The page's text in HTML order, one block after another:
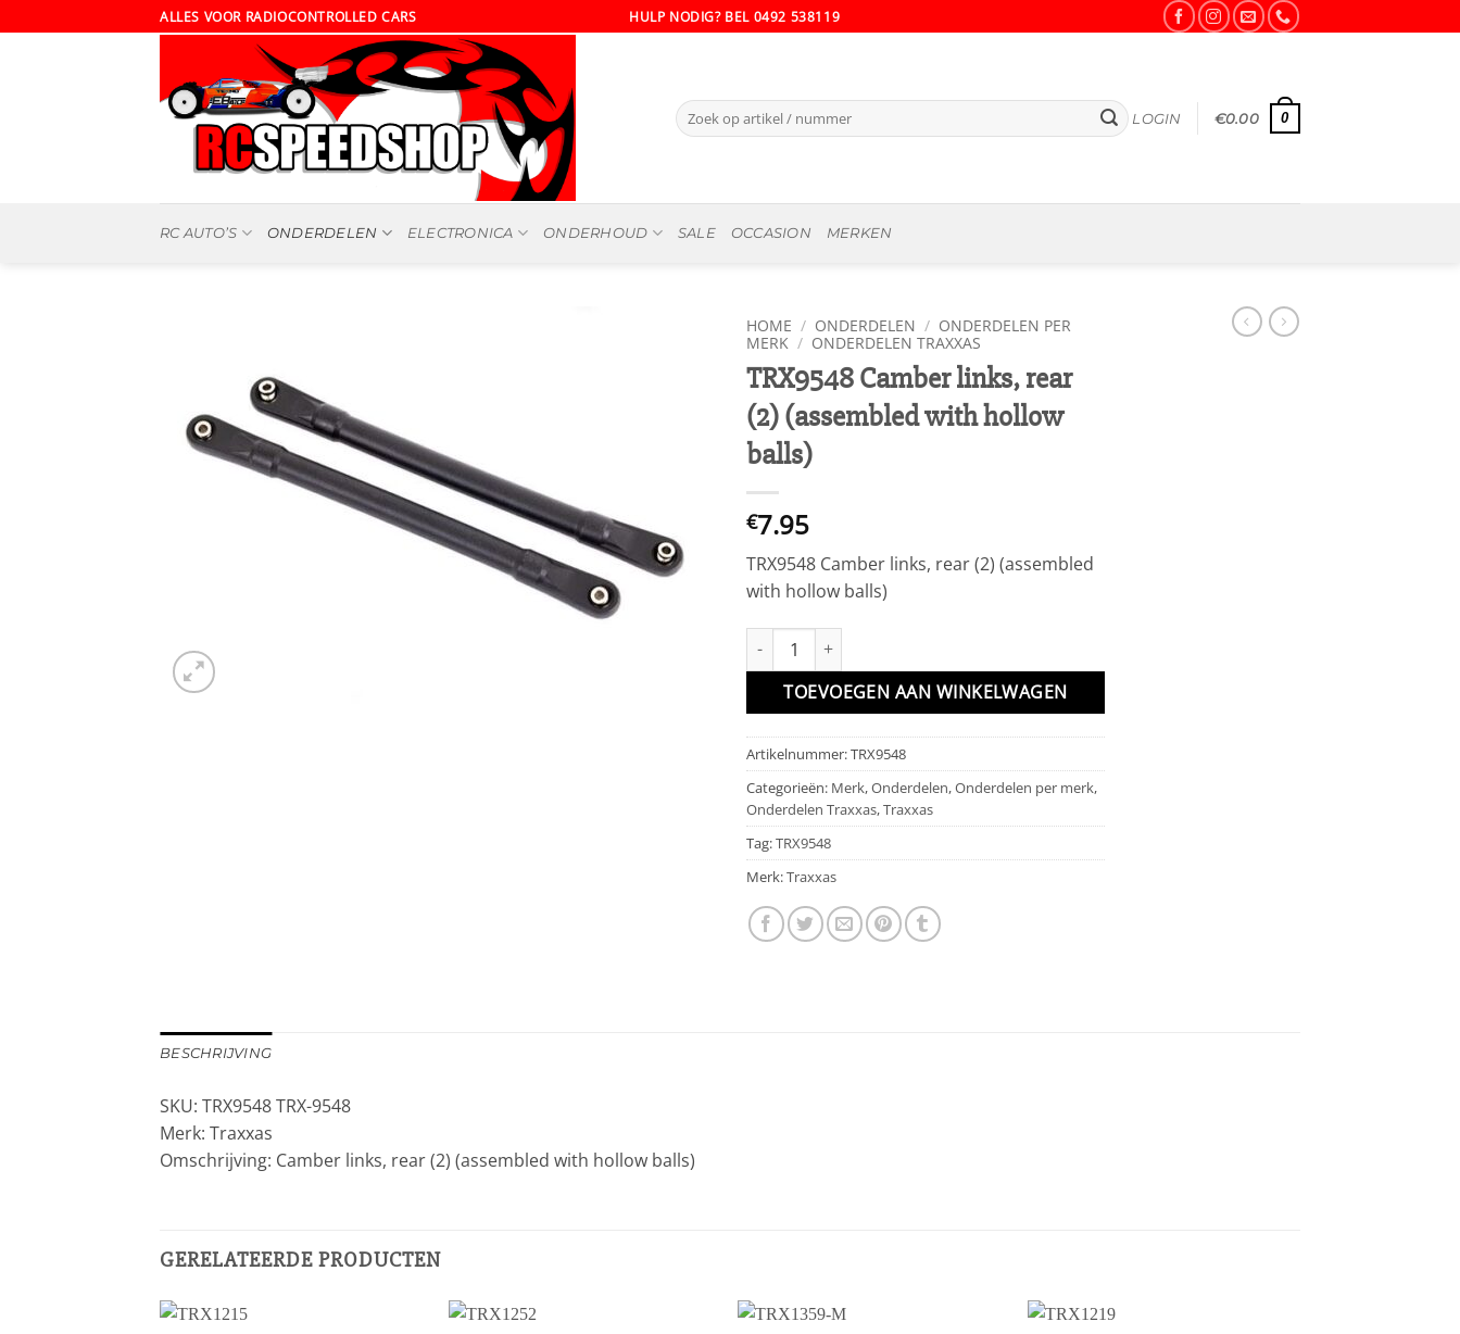
naar
ALLES VOOR RADIOCONTROLLED CARS HULP NODIG? BEL 0492 538119
Zoeken
naar:
LOGIN €0.00 0
RC AUTO’S ONDERDELEN ELECTRONICA ONDERHOUD SALE OCCASION MERKEN
HOME / ONDERDELEN / ONDERDELEN PER
MERK / ONDERDELEN TRAXXAS
TRX9548 Camber links, rear
(2) (assembled with hollow
balls)
€7.95
TRX9548 Camber links, rear (2) (assembled
with hollow balls)
TRX9548 Camber links, rear (2) (assembled with hollow balls) aantal
TOEVOEGEN AAN WINKELWAGEN
Artikelnummer:TRX9548
Categorieën: Merk,Onderdelen,Onderdelen per merk,
Onderdelen Traxxas,Traxxas
Tag:TRX9548
Merk:Traxxas
BESCHRIJVING
SKU: TRX9548 TRX-9548
Merk: Traxxas
Omschrijving: Camber links, rear (2) (assembled with hollow balls)
GERELATEERDE PRODUCTEN